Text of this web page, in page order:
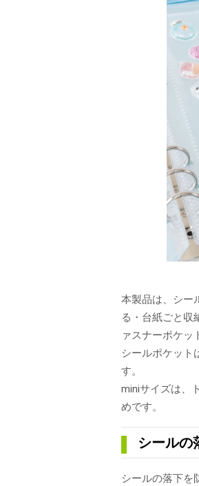
本製品は、シー
る・台紙ごと収
ァスナーポケッ
シールポケット
す。
miniサイズは、
めです。
シールの
シールの落下を